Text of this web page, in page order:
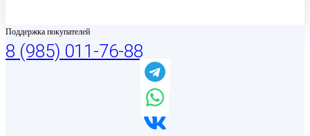
Поддержка покупателей
8 (985) 011-76-88